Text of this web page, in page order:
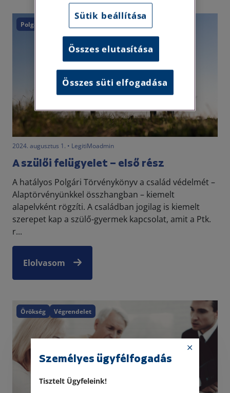
Polgári törvénykönyv
2024. augusztus 1. • LegitiMoadmin
A szülői felügyelet – első rész
A hatályos Polgári Törvénykönyv a család védelmét –
Alaptörvényünkkel összhangban – kiemelt
alapelvként rögzíti. A családban jogilag is kiemelt
szerepet kap a szülő-gyermek kapcsolat, amit a Ptk.
r...
Elolvasom
Örökség Végrendelet
Személyes ügyfélfogadás
Tisztelt Ügyfeleink!
Sütik beállítása
Összes elutasítása
Összes süti elfogadása